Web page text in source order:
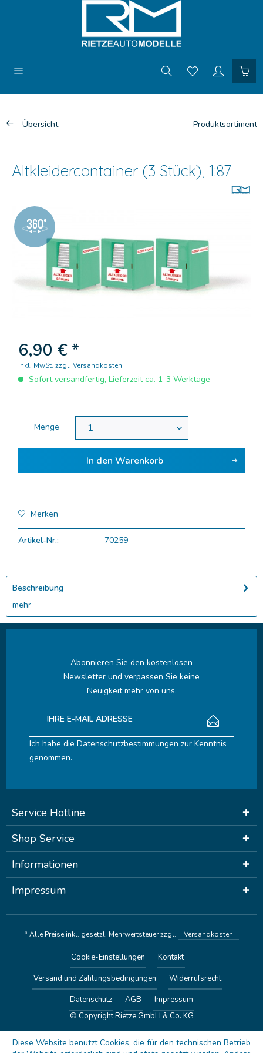
Übersicht Produktsortiment
Altkleidercontainer (3 Stück), 1:87
6,90 € *
inkl. MwSt. zzgl. Versandkosten
Sofort versandfertig, Lieferzeit ca. 1-3 Werktage
Menge
In den Warenkorb
Merken
Artikel-Nr.: 70259
Beschreibung
mehr
Abonnieren Sie den kostenlosen
Newsletter und verpassen Sie keine
Neuigkeit mehr von uns.
Ich habe die Datenschutzbestimmungen zur Kenntnis
genommen.
Service Hotline
Shop Service
Informationen
Impressum
* Alle Preise inkl. gesetzl. Mehrwertsteuer zzgl. Versandkosten
Cookie-Einstellungen
Kontakt
Versand und Zahlungsbedingungen
Widerrufsrecht
Datenschutz
AGB
Impressum
© Copyright Rietze GmbH & Co. KG
Diese Website benutzt Cookies, die für den technischen Betrieb